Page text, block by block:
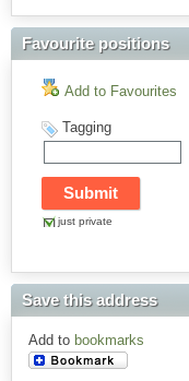
Favourite positions
Add to Favourites
Tagging
just private
Save this address
Add to bookmarks